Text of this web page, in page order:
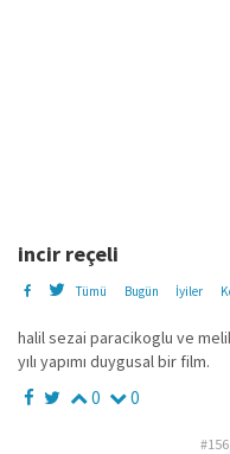
incir reçeli
Tümü Bugün İyiler
halil sezai paracikoglu ve
yılı yapımı duygusal bir film.
0 0